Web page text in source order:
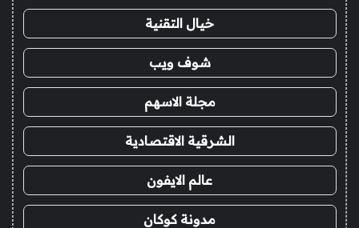
خيال التقنية
شوف ويب
مجلة الاسهم
الشرقية الاقتصادية
عالم الايفون
مدونة كوكان